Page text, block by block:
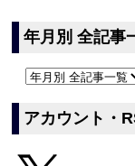
年月別 全記事
アカウント・